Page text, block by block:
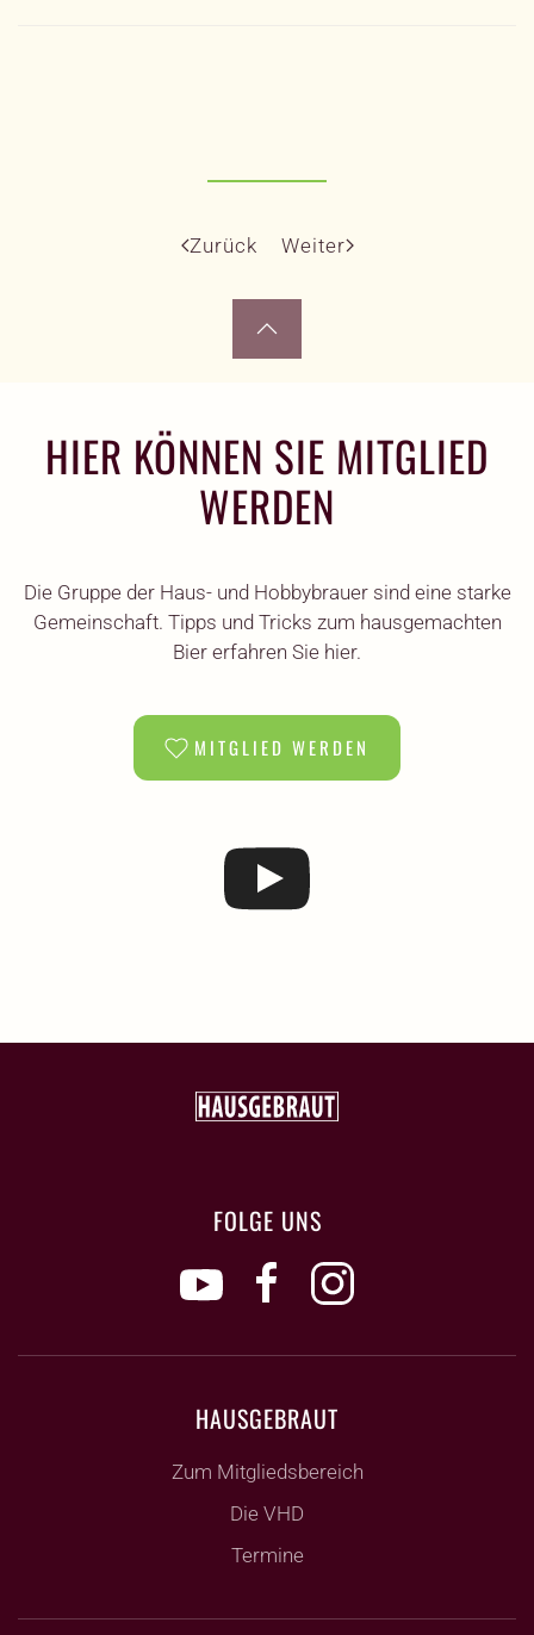
Zurück Weiter
HIER KÖNNEN SIE MITGLIED
WERDEN
Die Gruppe der Haus- und Hobbybrauer sind eine starke
Gemeinschaft. Tipps und Tricks zum hausgemachten
Bier erfahren Sie hier.
MITGLIED WERDEN
FOLGE UNS
HAUSGEBRAUT
Zum Mitgliedsbereich
Die VHD
Termine